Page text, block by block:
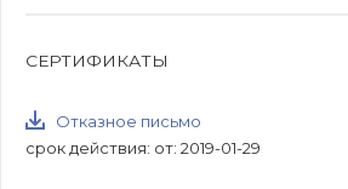
СЕРТИФИКАТЫ
Отказное письмо
срок действия: от: 2019-01-29